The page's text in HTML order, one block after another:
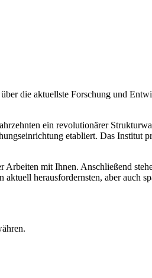
die aktuellste Forschung und
ein revolutionärer
etabliert. Das Institut
Arbeiten mit Ihnen. Anschließend
herausfordernsten, aber auch